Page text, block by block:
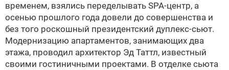
временем, взялись переделывать SPA-центр, а
осенью прошлого года довели до совершенства и
без того роскошный президентский дуплекс-сьют.
Модернизацию апартаментов, занимающих два
этажа, проводил архитектор Эд Таттл, известный
своими гостиничными проектами. В отделке сьюта